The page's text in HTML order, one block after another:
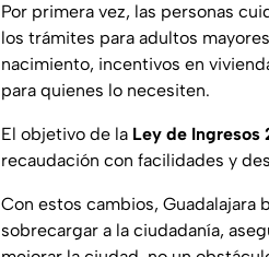
Por primera vez, las personas
los trámites para adultos
nacimiento, incentivos en
para quienes lo necesiten.
El objetivo de la Ley de Ingresos
recaudación con facilidades y
Con estos cambios, Guadalajara
sobrecargar a la ciudadanía,